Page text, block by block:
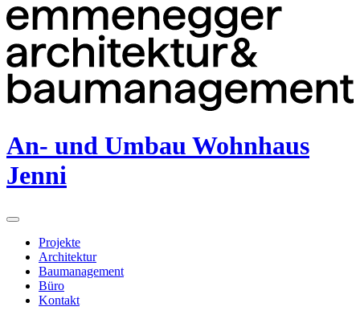
An- und Umbau Wohnhaus
Jenni
Projekte
Architektur
Baumanagement
Büro
Kontakt